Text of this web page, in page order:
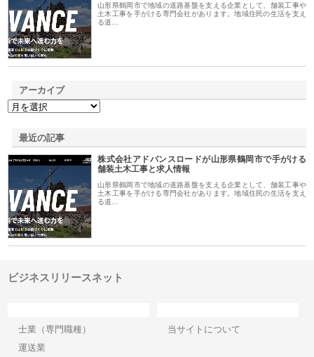
山形県鶴岡市で地域の道路基盤を支える企業として、舗装工事や
土木工事を手がける専門会社があります。地域住民の生活を支え
る道…
アーカイブ
最近の記事
株式会社アドバンスロードが山形県鶴岡市で手がける
舗装土木工事と求人情報
山形県鶴岡市で地域の道路基盤を支える企業として、舗装工事や
土木工事を手がける専門会社があります。地域住民の生活を支え
る道…
ビジネスリリースネット
士業（専門職種）
運送業
当サイトについて